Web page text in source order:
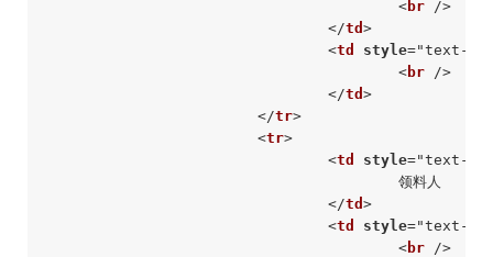
<br />
</td >
<td style="text-
<br />
</td >
</tr>
<tr>
<td style="text-
</td >
<td style="text-
<br />